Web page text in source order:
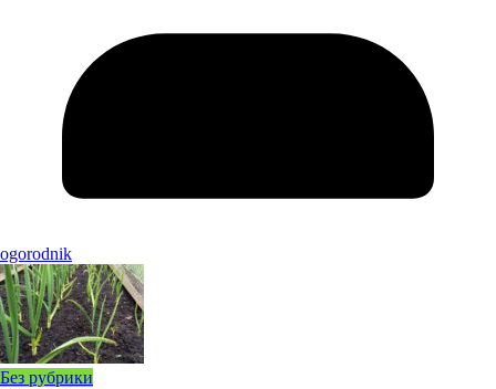
ogorodnik
Без рубрики